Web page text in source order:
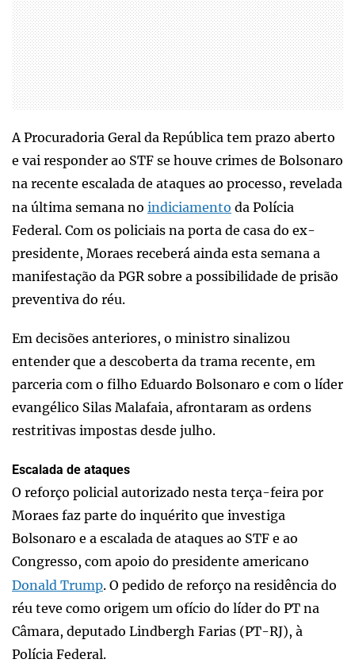
A Procuradoria Geral da República tem prazo aberto
e vai responder ao STF se houve crimes de Bolsonaro
na recente escalada de ataques ao processo, revelada
na última semana no indiciamento da Polícia
Federal. Com os policiais na porta de casa do ex-
presidente, Moraes receberá ainda esta semana a
manifestação da PGR sobre a possibilidade de prisão
preventiva do réu.
Em decisões anteriores, o ministro sinalizou
entender que a descoberta da trama recente, em
parceria com o filho Eduardo Bolsonaro e com o líder
evangélico Silas Malafaia, afrontaram as ordens
restritivas impostas desde julho.
Escalada de ataques
O reforço policial autorizado nesta terça-feira por
Moraes faz parte do inquérito que investiga
Bolsonaro e a escalada de ataques ao STF e ao
Congresso, com apoio do presidente americano
Donald Trump. O pedido de reforço na residência do
réu teve como origem um ofício do líder do PT na
Câmara, deputado Lindbergh Farias (PT-RJ), à
Polícia Federal.